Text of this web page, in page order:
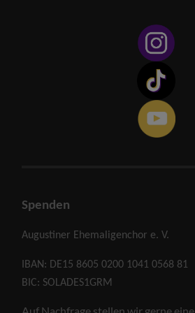
Spenden
Augustiner Ehemaligenchor e. V.
IBAN: DE15 8605 0200 1041 0568 81
BIC: SOLADES1GRM